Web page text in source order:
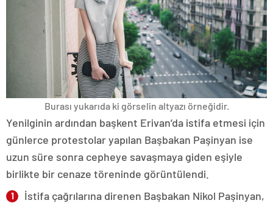
Burası yukarıda ki görselin altyazı örneğidir.
Yenilginin ardından başkent Erivan’da istifa etmesi için
günlerce protestolar yapılan Başbakan Paşinyan ise
uzun süre sonra cepheye savaşmaya giden eşiyle
birlikte bir cenaze töreninde görüntülendi.
İstifa çağrılarına direnen Başbakan Nikol Paşinyan,